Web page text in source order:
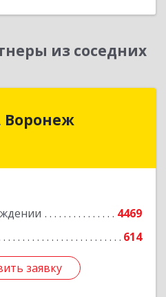
из соседних
Воронеж
4469
614
заявку
Бит, Воронеж
Воронеж г, 20-летия
заявку